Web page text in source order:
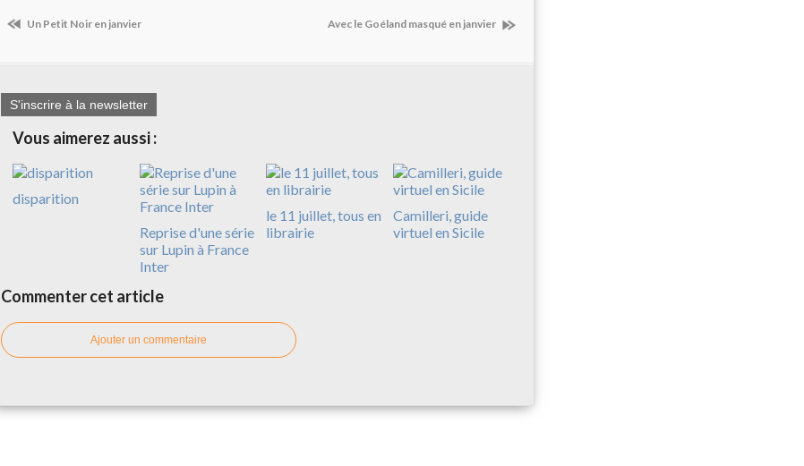
Un Petit Noir en janvier Avec le Goéland masqué en janvier
S'inscrire à la newsletter
Vous aimerez aussi :
disparition
Reprise d'une série
sur Lupin à France
Inter
le 11 juillet, tous en
librairie
Camilleri, guide
virtuel en Sicile
Commenter cet article
Ajouter un commentaire